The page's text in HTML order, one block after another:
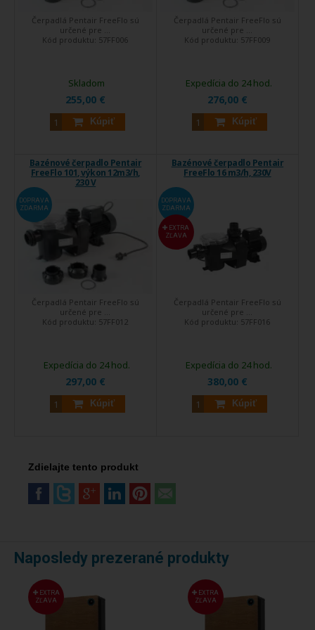
Čerpadlá Pentair FreeFlo sú
určené pre ...
Kód produktu: 57FF006
255,00 €
Kúpiť
Skladom
Čerpadlá Pentair FreeFlo sú
určené pre ...
Kód produktu: 57FF009
276,00 €
Kúpiť
Expedícia do 24 hod.
Bazénové čerpadlo Pentair
FreeFlo 101, výkon 12m3/h,
230 V
DOPRAVA
ZDARMA
Čerpadlá Pentair FreeFlo sú
určené pre ...
Kód produktu: 57FF012
297,00 €
Kúpiť
Expedícia do 24 hod.
Bazénové čerpadlo Pentair
FreeFlo 16 m3/h, 230V
DOPRAVA
ZDARMA
EXTRA
ZĽAVA
Čerpadlá Pentair FreeFlo sú
určené pre ...
Kód produktu: 57FF016
380,00 €
Kúpiť
Expedícia do 24 hod.
Zdielajte tento produkt
Naposledy prezerané produkty
ZĽAVA
ZĽAVA